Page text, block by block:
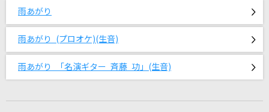
無名恋
とくべチュ、して
雨あがり
雨あがり (プロオケ)(生音)
雨あがり 「名演ギター 斉藤 功」(生音)